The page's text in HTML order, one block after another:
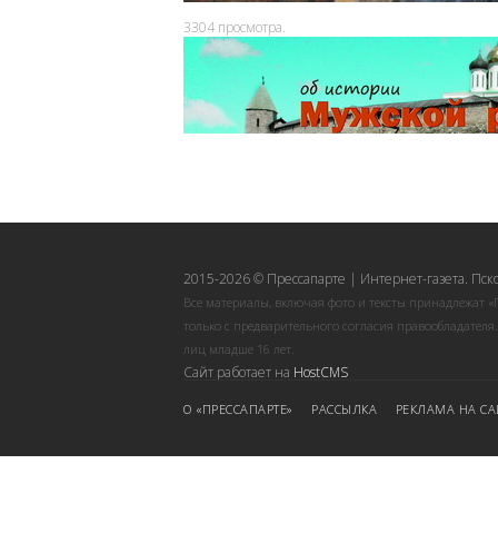
3304 просмотра.
2015-2026 © Прессапарте | Интернет-газета.
Все материалы, включая фото и тексты принадлежат
только с предварительного согласия
лиц младше 16 лет.
Сайт работает на HostCMS
О «ПРЕССАПАРТЕ» РАССЫЛКА РЕКЛАМА НА